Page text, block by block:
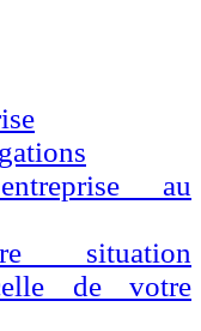
au
situation
de votre